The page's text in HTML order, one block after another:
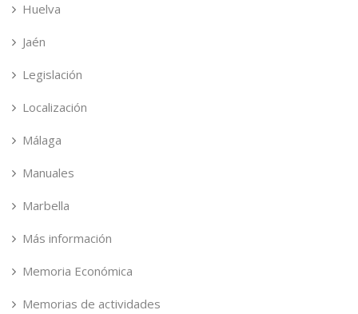
Huelva
Jaén
Legislación
Localización
Málaga
Manuales
Marbella
Más información
Memoria Económica
Memorias de actividades